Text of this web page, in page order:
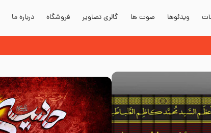
ویدئوها صوت ها گالری تصاویر فروشگاه درباره ما